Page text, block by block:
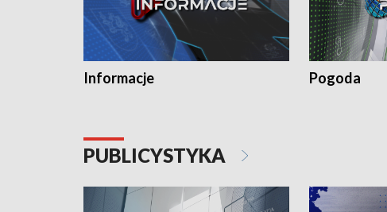
Informacje Pogoda
PUBLICYSTYKA